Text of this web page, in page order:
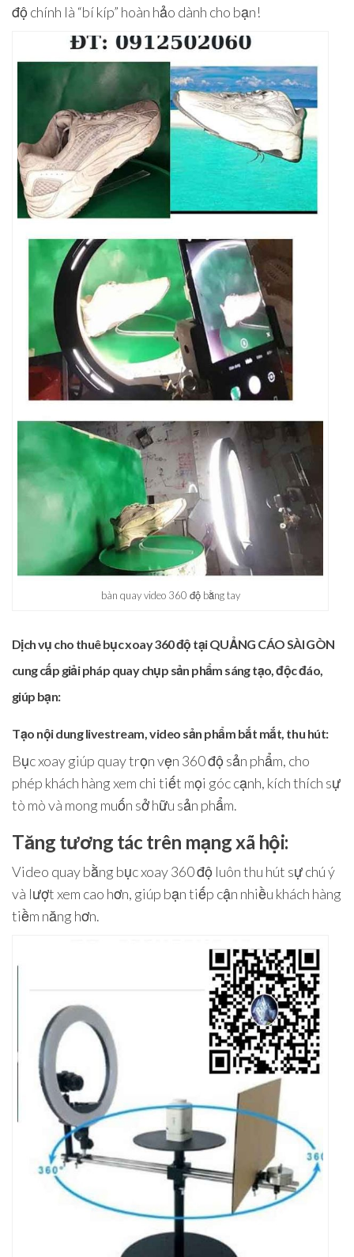
độ chính là “bí kíp” hoàn hảo dành cho bạn!
bàn quay video 360 độ bằng tay
Dịch vụ cho thuê bục xoay 360 độ tại QUẢNG CÁO SÀI GÒN
cung cấp giải pháp quay chụp sản phẩm sáng tạo, độc đáo,
giúp bạn:
Tạo nội dung livestream, video sản phẩm bắt mắt, thu hút:
Bục xoay giúp quay trọn vẹn 360 độ sản phẩm, cho
phép khách hàng xem chi tiết mọi góc cạnh, kích thích sự
tò mò và mong muốn sở hữu sản phẩm.
Tăng tương tác trên mạng xã hội:
Video quay bằng bục xoay 360 độ luôn thu hút sự chú ý
và lượt xem cao hơn, giúp bạn tiếp cận nhiều khách hàng
tiềm năng hơn.